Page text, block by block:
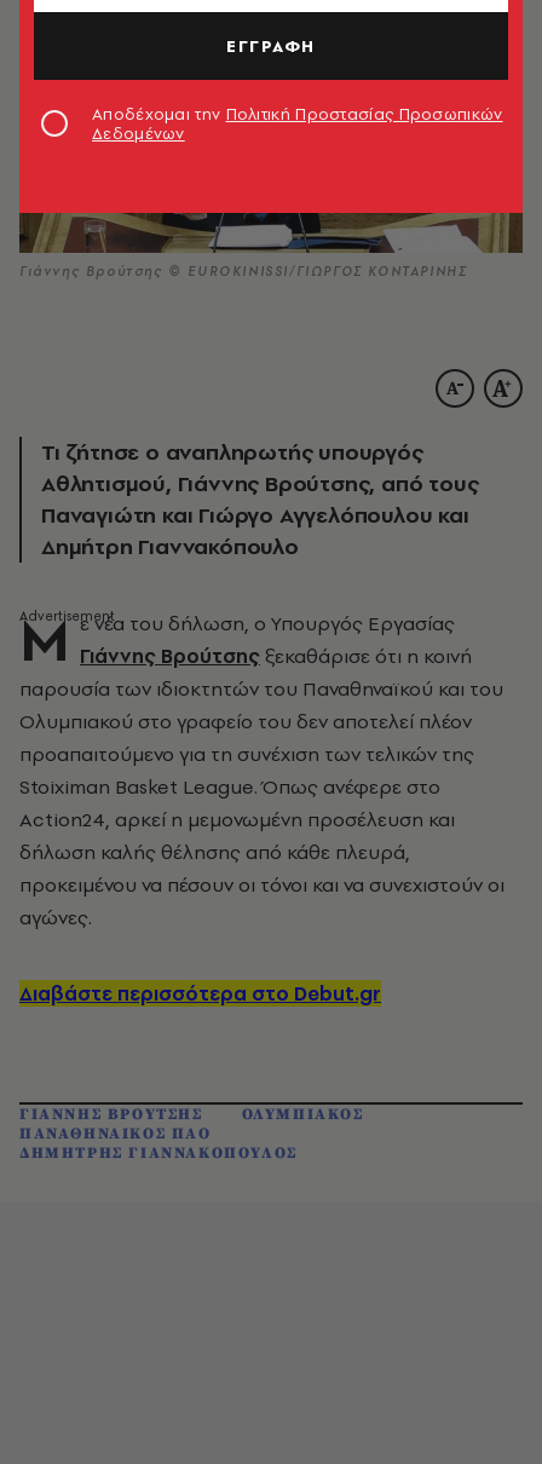
Γιάννης Βρούτσης © EUROKINISSI/ΓΙΩΡΓΟΣ ΚΟΝΤΑΡΙΝΗΣ
Τι ζήτησε ο αναπληρωτής υπουργός
Αθλητισμού, Γιάννης Βρούτσης, από τους
Παναγιώτη και Γιώργο Αγγελόπουλου και
Δημήτρη Γιαννακόπουλο
Μ ε νέα του δήλωση, ο Υπουργός Εργασίας
Γιάννης Βρούτσης ξεκαθάρισε ότι η κοινή
παρουσία των ιδιοκτητών του Παναθηναϊκού και του
Ολυμπιακού στο γραφείο του δεν αποτελεί πλέον
προαπαιτούμενο για τη συνέχιση των τελικών της
Stoiximan Basket League. Όπως ανέφερε στο
Action24, αρκεί η μεμονωμένη προσέλευση και
δήλωση καλής θέλησης από κάθε πλευρά,
προκειμένου να πέσουν οι τόνοι και να συνεχιστούν οι
αγώνες.
Διαβάστε περισσότερα στο Debut.gr
ΓΙΑΝΝΗΣ ΒΡΟΥΤΣΗΣ
ΟΛΥΜΠΙΑΚΟΣ
ΠΑΝΑΘΗΝΑΙΚΟΣ ΠΑΟ
ΔΗΜΗΤΡΗΣ ΓΙΑΝΝΑΚΟΠΟΥΛΟΣ
ΕΓΓΡΑΦΗ
Αποδέχομαι την Πολιτική Προστασίας Προσωπικών
Δεδομένων